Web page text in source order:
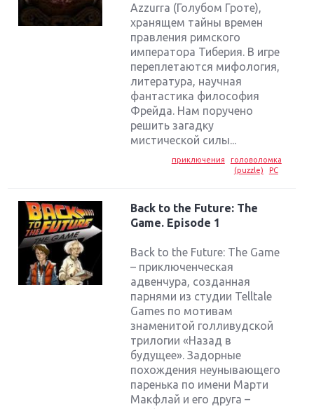
Azzurra (Голубом Гроте),
хранящем тайны времен
правления римского
императора Тиберия. В игре
переплетаются мифология,
литература, научная
фантастика философия
Фрейда. Нам поручено
решить загадку
мистической силы...
приключения
головоломка
(puzzle)
PC
Back to the Future: The
Game. Episode 1
Back to the Future: The Game
– приключенческая
адвенчура, созданная
парнями из студии Telltale
Games по мотивам
знаменитой голливудской
трилогии «Назад в
будущее». Задорные
похождения неунывающего
паренька по имени Марти
Макфлай и его друга –